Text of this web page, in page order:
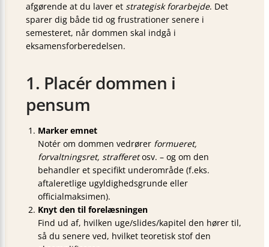
afgørende at du laver et strategisk forarbejde. Det
sparer dig både tid og frustrationer senere i
semesteret, når dommen skal indgå i
eksamensforberedelsen.
1. Placér dommen i
pensum
Marker emnet
Notér om dommen vedrører formueret,
forvaltningsret, strafferetosv. – og om den
behandler et specifikt underområde (f.eks.
aftaleretlige ugyldighedsgrunde eller
officialmaksimen).
Knyt den til forelæsningen
Find ud af, hvilken uge/slides/kapitel den hører til,
så du senere ved, hvilket teoretisk stof den